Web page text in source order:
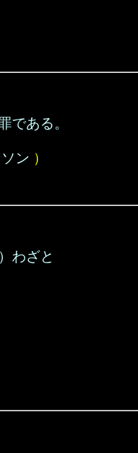
である。
ン ）
わざと